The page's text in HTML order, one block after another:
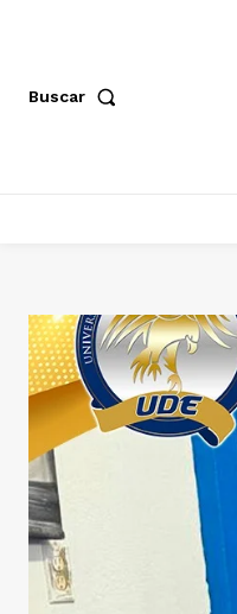
Buscar